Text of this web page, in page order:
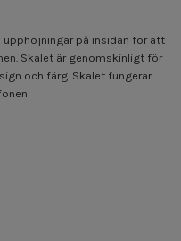
upphöjningar på insidan för att
Skalet är genomskinligt för
och färg. Skalet fungerar